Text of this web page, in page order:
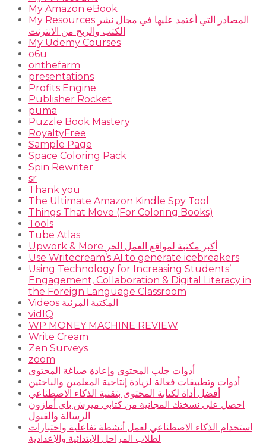
My Amazon eBook
My Resources المصادر التي أعتمد عليها في مجال نشر
الكتب والربح من الانترنت
My Udemy Courses
o6u
onthefarm
presentations
Profits Engine
Publisher Rocket
puma
Puzzle Book Mastery
RoyaltyFree
Sample Page
Space Coloring Pack
Spin Rewriter
sr
Thank you
The Ultimate Amazon Kindle Spy Tool
Things That Move (For Coloring Books)
Tools
Tube Atlas
Upwork & More أكبر مكتبة لمواقع العمل الحر
Use Writecream’s AI to generate icebreakers
Using Technology for Increasing Students’
Engagement, Collaboration & Digital Literacy in
the Foreign Language Classroom
Videos المكتبة المرئية
vidIQ
WP MONEY MACHINE REVIEW
Write Cream
Zen Surveys
zoom
أدوات جلب المحتوى وإعادة صياغة المحتوى
أدوات وتطبيقات فعالة لزيادة إنتاجية المعلمين والباحثين
أفضل أداة لكتابة المحتوى بتقنية الذكاء الاصطناعي
احصل على نسختك المجانية من كتابي ميرش باي أمازون
الرسالة والقبول
استخدام الذكاء الاصطناعي لعمل أنشطة تفاعلية واختبارات
لطلاب المراحل الإبتدائية والإعدادية